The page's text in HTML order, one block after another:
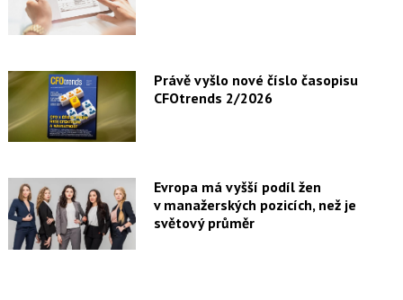
Právě vyšlo nové číslo časopisu
CFOtrends 2/2026
Evropa má vyšší podíl žen
v manažerských pozicích, než je
světový průměr